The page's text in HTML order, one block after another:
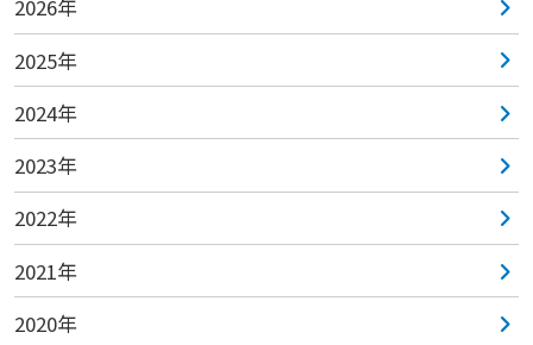
2026年
2025年
2024年
2023年
2022年
2021年
2020年